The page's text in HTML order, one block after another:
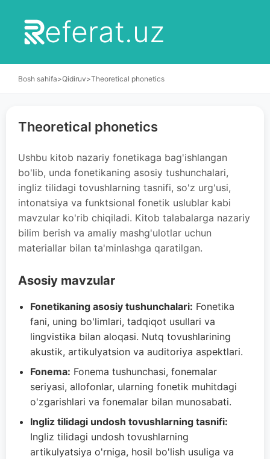
eferat.uz
Bosh sahifa>Qidiruv>Theoretical phonetics
Theoretical phonetics
Ushbu kitob nazariy fonetikaga bag'ishlangan
bo'lib, unda fonetikaning asosiy tushunchalari,
ingliz tilidagi tovushlarning tasnifi, so'z urg'usi,
intonatsiya va funktsional fonetik uslublar kabi
mavzular ko'rib chiqiladi. Kitob talabalarga nazariy
bilim berish va amaliy mashg'ulotlar uchun
materiallar bilan ta'minlashga qaratilgan.
Asosiy mavzular
Fonetikaning asosiy tushunchalari: Fonetika
fani, uning bo'limlari, tadqiqot usullari va
lingvistika bilan aloqasi. Nutq tovushlarining
akustik, artikulyatsion va auditoriya aspektlari.
Fonema: Fonema tushunchasi, fonemalar
seriyasi, allofonlar, ularning fonetik muhitdagi
o'zgarishlari va fonemalar bilan munosabati.
Ingliz tilidagi undosh tovushlarning tasnifi:
Ingliz tilidagi undosh tovushlarning
artikulyatsiya o'rniga, hosil bo'lish usuliga va